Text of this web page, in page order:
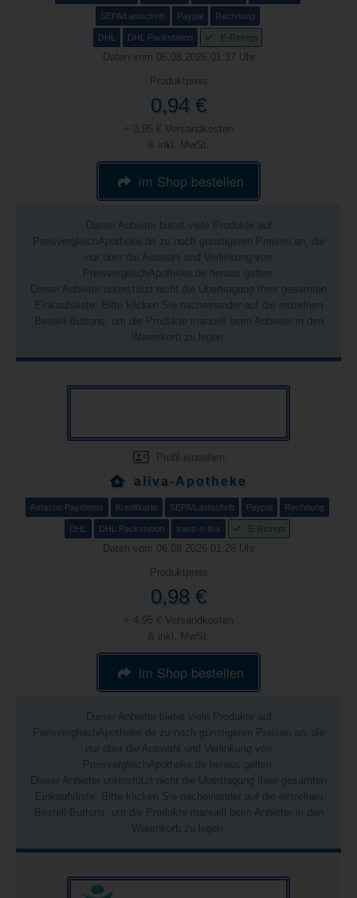
SEPA/Lastschrift Paypal Rechnung
DHL DHL Packstation E-Rezept
Daten vom 06.08.2026 01:37 Uhr
Produktpreis
0,94 €
+ 3,95 € Versandkosten
& inkl. MwSt.
im Shop bestellen
Dieser Anbieter bietet viele Produkte auf
PreisvergleichApotheke.de zu noch günstigeren Preisen an, die
nur über die Auswahl und Verlinkung von
PreisvergleichApotheke.de heraus gelten.
Dieser Anbieter unterstützt nicht die Übertragung Ihrer gesamten
Einkaufsliste. Bitte klicken Sie nacheinander auf die einzelnen
Bestell-Buttons, um die Produkte manuell beim Anbieter in den
Warenkorb zu legen.
Profil einsehen
aliva-Apotheke
Amazon Payments Kreditkarte SEPA/Lastschrift Paypal Rechnung
DHL DHL Packstation trans-o-flex E-Rezept
Daten vom 06.08.2026 01:28 Uhr
Produktpreis
0,98 €
+ 4,95 € Versandkosten
& inkl. MwSt.
im Shop bestellen
Dieser Anbieter bietet viele Produkte auf
PreisvergleichApotheke.de zu noch günstigeren Preisen an, die
nur über die Auswahl und Verlinkung von
PreisvergleichApotheke.de heraus gelten.
Dieser Anbieter unterstützt nicht die Übertragung Ihrer gesamten
Einkaufsliste. Bitte klicken Sie nacheinander auf die einzelnen
Bestell-Buttons, um die Produkte manuell beim Anbieter in den
Warenkorb zu legen.